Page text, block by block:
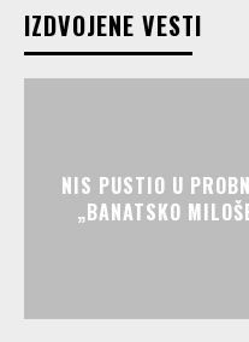
IZDVOJENE VESTI
NIS PUSTIO U
„BANATSKO